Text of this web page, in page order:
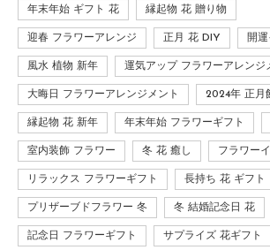
年末年始 ギフト 花 縁起物 花 贈り物
迎春 フラワーアレンジ 正月 花 DIY 開
風水 植物 新年 運気アップ フラワーアレンジ
大晦日 フラワーアレンジメント 2024年 正月
縁起物 花 新年 年末年始 フラワーギフト
室内装飾 フラワー 冬 花 癒し フラワー
リラックス フラワーギフト 長持ち 花 ギフト
プリザーブドフラワー 冬 冬 結婚記念日 花
記念日 フラワーギフト サプライズ 花ギフト